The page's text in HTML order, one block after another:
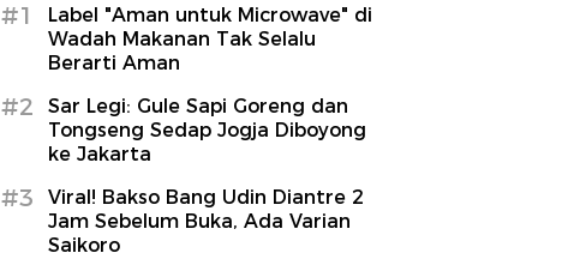
#1
Label "Aman untuk Microwave" di
Wadah Makanan Tak Selalu
Berarti Aman
#2
Sar Legi: Gule Sapi Goreng dan
Tongseng Sedap Jogja Diboyong
ke Jakarta
#3
Viral! Bakso Bang Udin Diantre 2
Jam Sebelum Buka, Ada Varian
Saikoro